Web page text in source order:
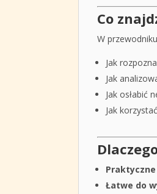
Co
W
Jak
Jak
Jak osłabić
Jak
Łatwe do